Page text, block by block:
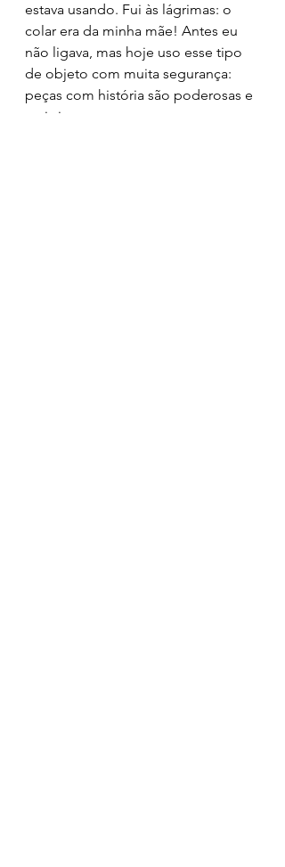
estava usando. Fui às lágrimas: o
colar era da minha mãe! Antes eu
não ligava, mas hoje uso esse tipo
de objeto com muita segurança:
peças com história são poderosas e
mais importantes que peças que